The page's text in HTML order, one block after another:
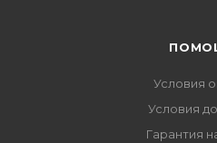
Условия
Условия
Гарантия